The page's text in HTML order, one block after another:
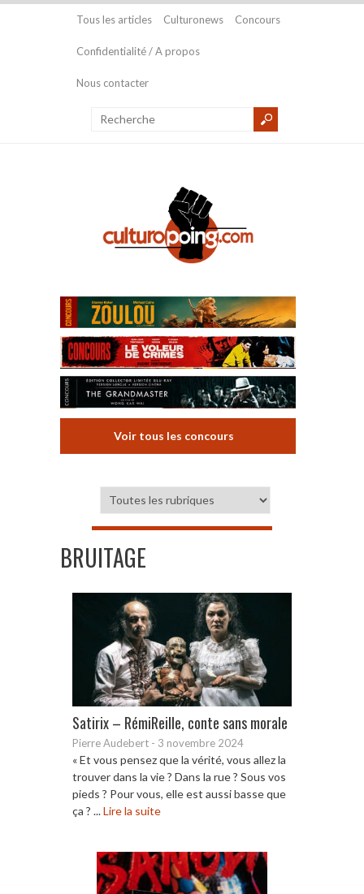
Tous les articles Culturonews Concours
Confidentialité / A propos
Nous contacter
Voir tous les concours
BRUITAGE
Satirix – RémiReille, conte sans morale
Pierre Audebert - 3 novembre 2024
« Et vous pensez que la vérité, vous allez la
trouver dans la vie ? Dans la rue ? Sous vos
pieds ? Pour vous, elle est aussi basse que
ça ? ...Lire la suite